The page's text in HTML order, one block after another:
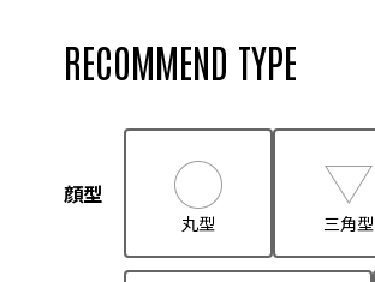
RECOMMEND TYPE
顔型
丸型 三角型